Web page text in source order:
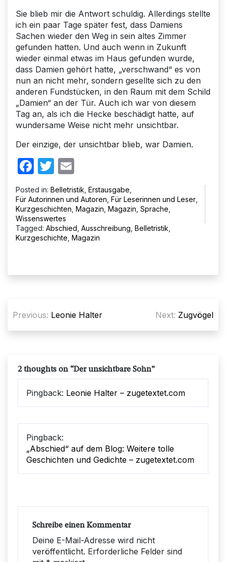
Sie blieb mir die Antwort schuldig. Allerdings stellte
ich ein paar Tage später fest, dass Damiens
Sachen wieder den Weg in sein altes Zimmer
gefunden hatten. Und auch wenn in Zukunft
wieder einmal etwas im Haus gefunden wurde,
dass Damien gehört hatte, „verschwand“ es von
nun an nicht mehr, sondern gesellte sich zu den
anderen Fundstücken, in den Raum mit dem Schild
„Damien“ an der Tür. Auch ich war von diesem
Tag an, als ich die Hecke beschädigt hatte, auf
wundersame Weise nicht mehr unsichtbar.
Der einzige, der unsichtbar blieb, war Damien.
Facebook
Twitter
Posted in: Belletristik Erstausgabe
Für Autorinnen und Autoren Für Leserinnen und Leser
Kurzgeschichten Magazin Magazin Sprache
Wissenswertes
Tagged: Abschied Ausschreibung Belletristik
Kurzgeschichte Magazin
Previous: Leonie Halter Next: Zugvögel
2 thoughts on “Der unsichtbare Sohn”
Pingback: Leonie Halter – zugetextet.com
Pingback:
„Abschied“ auf dem Blog: Weitere tolle
Geschichten und Gedichte – zugetextet.com
Schreibe einen Kommentar
Deine E-Mail-Adresse wird nicht
veröffentlicht. Erforderliche Felder sind